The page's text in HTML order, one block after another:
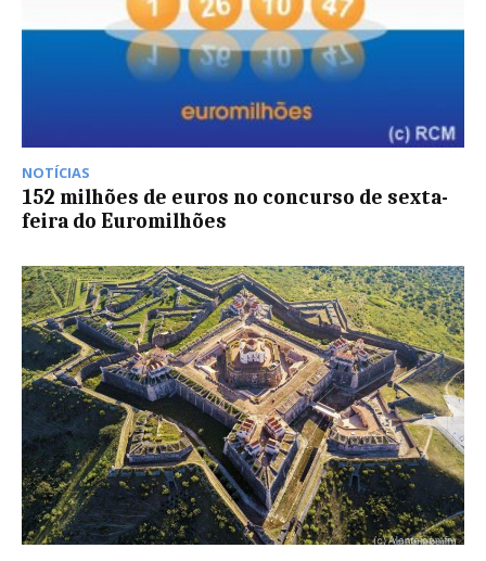
NOTÍCIAS
152 milhões de euros no concurso de sexta-
feira do Euromilhões